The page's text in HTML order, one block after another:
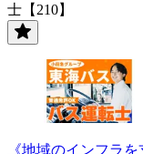
士【210】
《地域のインフラ